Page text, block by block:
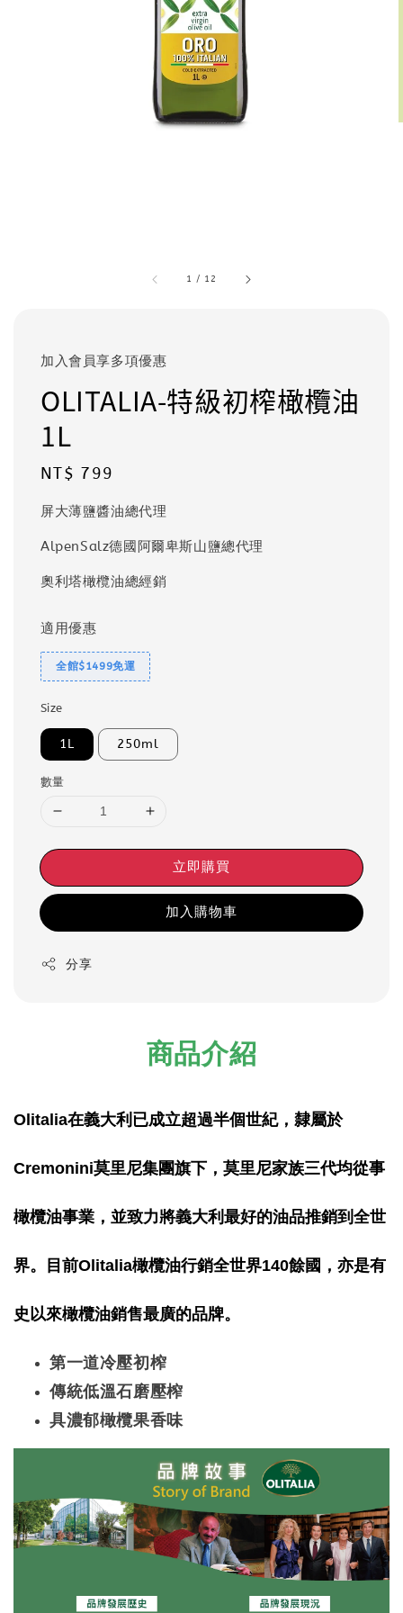
1 / 12
加入會員享多項優惠
OLITALIA-特級初榨橄欖油
1L
Regular
NT$ 799
屏大薄鹽醬油總代理
AlpenSalz德國阿爾卑斯山鹽總代理
奧利塔橄欖油總經銷
適用優惠
全館$1499免運
Size
1L 250ml
數量
立即購買
加入購物車
分享
商品介紹
Olitalia在義大利已成立超過半個世紀，隸屬於
Cremonini莫里尼集團旗下，莫里尼家族三代均從事
橄欖油事業，並致力將義大利最好的油品推銷到全世
界。目前Olitalia橄欖油行銷全世界140餘國，亦是有
史 以來橄欖油銷售最廣的品牌。
第一道冷壓初榨
傳統低溫石磨壓榨
具濃郁橄欖果香味